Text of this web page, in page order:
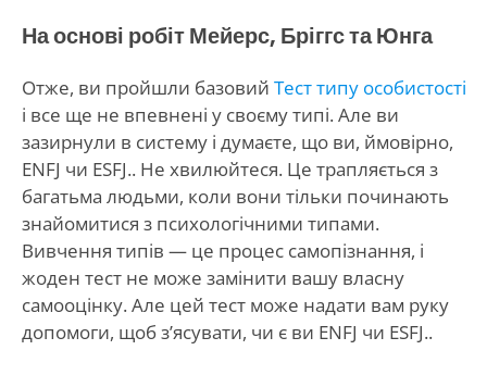
На основі робіт Мейерс, Бріггс та Юнга
Отже, ви пройшли базовий Тест типу особистості
і все ще не впевнені у своєму типі. Але ви
зазирнули в систему і думаєте, що ви, ймовірно,
ENFJ чи ESFJ.. Не хвилюйтеся. Це трапляється з
багатьма людьми, коли вони тільки починають
знайомитися з психологічними типами.
Вивчення типів — це процес самопізнання, і
жоден тест не може замінити вашу власну
самооцінку. Але цей тест може надати вам руку
допомоги, щоб з’ясувати, чи є ви ENFJ чи ESFJ..